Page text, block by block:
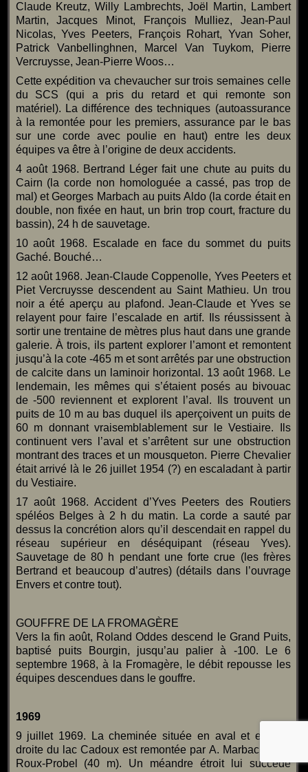
Claude Kreutz, Willy Lambrechts, Joël Martin, Lambert
Martin, Jacques Minot, François Mulliez, Jean-Paul
Nicolas, Yves Peeters, François Rohart, Yvan Soher,
Patrick Vanbellinghnen, Marcel Van Tuykom, Pierre
Vercruysse, Jean-Pierre Woos…
Cette expédition va chevaucher sur trois semaines celle
du SCS (qui a pris du retard et qui remonte son
matériel). La différence des techniques (autoassurance
à la remontée pour les premiers, assurance par le bas
sur une corde avec poulie en haut) entre les deux
équipes va être à l’origine de deux accidents.
4 août 1968. Bertrand Léger fait une chute au puits du
Cairn (la corde non homologuée a cassé, pas trop de
mal) et Georges Marbach au puits Aldo (la corde était en
double, non fixée en haut, un brin trop court, fracture du
bassin), 24 h de sauvetage.
10 août 1968. Escalade en face du sommet du puits
Gaché. Bouché…
12 août 1968. Jean-Claude Coppenolle, Yves Peeters et
Piet Vercruysse descendent au Saint Mathieu. Un trou
noir a été aperçu au plafond. Jean-Claude et Yves se
relayent pour faire l’escalade en artif. Ils réussissent à
sortir une trentaine de mètres plus haut dans une grande
galerie. À trois, ils partent explorer l’amont et remontent
jusqu’à la cote -465 m et sont arrêtés par une obstruction
de calcite dans un laminoir horizontal. 13 août 1968. Le
lendemain, les mêmes qui s’étaient posés au bivouac
de -500 reviennent et explorent l’aval. Ils trouvent un
puits de 10 m au bas duquel ils aperçoivent un puits de
60 m donnant vraisemblablement sur le Vestiaire. Ils
continuent vers l’aval et s’arrêtent sur une obstruction
montrant des traces et un mousqueton. Pierre Chevalier
était arrivé là le 26 juillet 1954 (?) en escaladant à partir
du Vestiaire.
17 août 1968. Accident d’Yves Peeters des Routiers
spéléos Belges à 2 h du matin. La corde a sauté par
dessus la concrétion alors qu’il descendait en rappel du
réseau supérieur en déséquipant (réseau Yves).
Sauvetage de 80 h pendant une forte crue (les frères
Bertrand et beaucoup d’autres) (détails dans l’ouvrage
Envers et contre tout).
GOUFFRE DE LA FROMAGÈRE
Vers la fin août, Roland Oddes descend le Grand Puits,
baptisé puits Bourgin, jusqu’au palier à -100. Le 6
septembre 1968, à la Fromagère, le débit repousse les
équipes descendues dans le gouffre.
1969
9 juillet 1969. La cheminée située en aval et en rive
droite du lac Cadoux est remontée par A. Marbach et A.
Roux-Probel (40 m). Un méandre étroit lui succède